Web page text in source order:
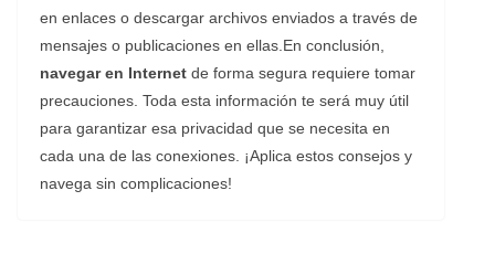
en enlaces o descargar archivos enviados a través de
mensajes o publicaciones en ellas.En conclusión,
navegar en Internet de forma segura requiere tomar
precauciones. Toda esta información te será muy útil
para garantizar esa privacidad que se necesita en
cada una de las conexiones. ¡Aplica estos consejos y
navega sin complicaciones!